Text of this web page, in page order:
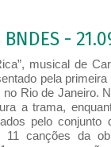
-
musical de
pela
Rio de Janeiro.
a trama,
pelo conjunto
11 canções da